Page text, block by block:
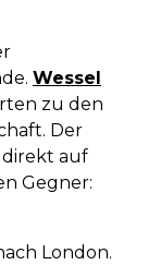
Wessel
zu den
Der
auf
Gegner:
London.